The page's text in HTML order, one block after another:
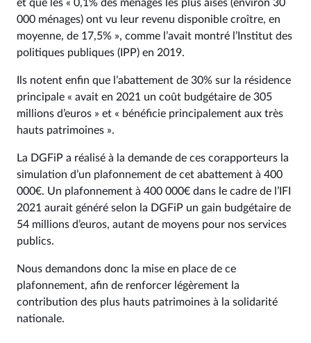
et que les « 0,1% des ménages les plus aisés (environ 30
000 ménages) ont vu leur revenu disponible croître, en
moyenne, de 17,5% », comme l’avait montré l’Institut des
politiques publiques (IPP) en 2019.
Ils notent enfin que l’abattement de 30% sur la résidence
principale « avait en 2021 un coût budgétaire de 305
millions d’euros » et « bénéficie principalement aux très
hauts patrimoines ».
La DGFiP a réalisé à la demande de ces corapporteurs la
simulation d’un plafonnement de cet abattement à 400
000€. Un plafonnement à 400 000€ dans le cadre de l’IFI
2021 aurait généré selon la DGFiP un gain budgétaire de
54 millions d’euros, autant de moyens pour nos services
publics.
Nous demandons donc la mise en place de ce
plafonnement, afin de renforcer légèrement la
contribution des plus hauts patrimoines à la solidarité
nationale.